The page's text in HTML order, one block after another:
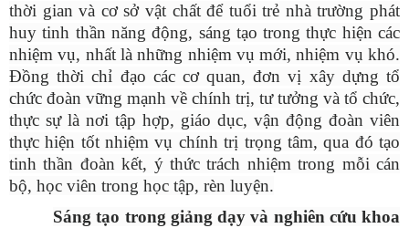
thời gian và cơ sở vật chất để tuổi trẻ nhà trường phát
huy tinh thần năng động, sáng tạo trong thực hiện các
nhiệm vụ, nhất là những nhiệm vụ mới, nhiệm vụ khó.
Đồng thời chỉ đạo các cơ quan, đơn vị xây dựng tổ
chức đoàn vững mạnh về chính trị, tư tưởng và tổ chức,
thực sự là nơi tập hợp, giáo dục, vận động đoàn viên
thực hiện tốt nhiệm vụ chính trị trọng tâm, qua đó tạo
tinh thần đoàn kết, ý thức trách nhiệm trong mỗi cán
bộ, học viên trong học tập, rèn luyện.
Sáng tạo trong giảng dạy và nghiên cứu khoa